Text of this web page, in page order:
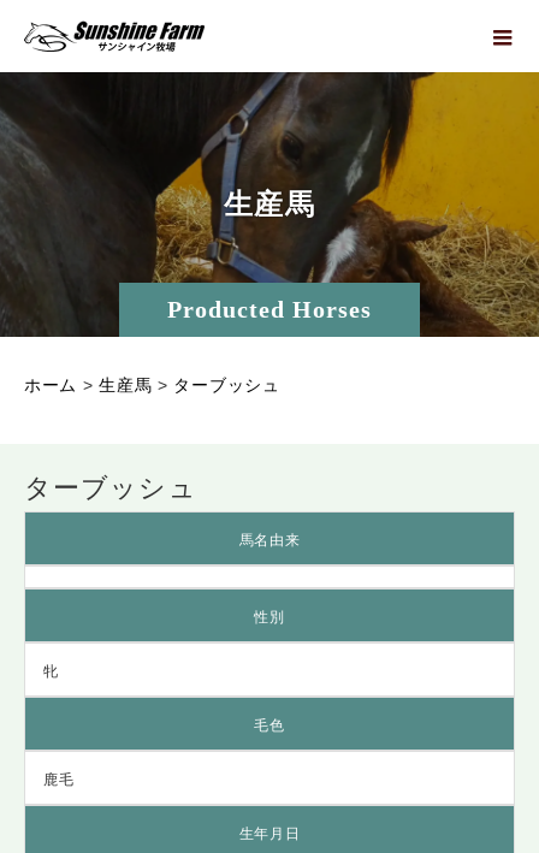
Producted Horses
生産馬
ホーム >生産馬 > ターブッシュ
ターブッシュ
馬名由来
性別
牝
毛色
鹿毛
生年月日